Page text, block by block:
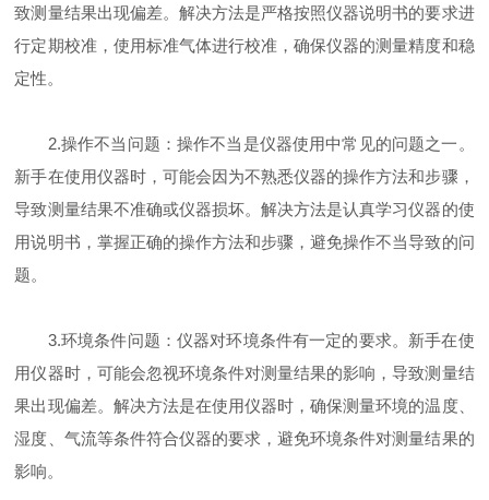
致测量结果出现偏差。解决方法是严格按照仪器说明书的要求进
行定期校准，使用标准气体进行校准，确保仪器的测量精度和稳
定性。
2.操作不当问题：操作不当是仪器使用中常见的问题之一。
新手在使用仪器时，可能会因为不熟悉仪器的操作方法和步骤，
导致测量结果不准确或仪器损坏。解决方法是认真学习仪器的使
用说明书，掌握正确的操作方法和步骤，避免操作不当导致的问
题。
3.环境条件问题：仪器对环境条件有一定的要求。新手在使
用仪器时，可能会忽视环境条件对测量结果的影响，导致测量结
果出现偏差。解决方法是在使用仪器时，确保测量环境的温度、
湿度、气流等条件符合仪器的要求，避免环境条件对测量结果的
影响。